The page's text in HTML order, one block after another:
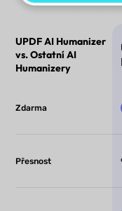
UPDF AI Humanizer
vs. Ostatní AI
Humanizery
Zdarma
Přesnost